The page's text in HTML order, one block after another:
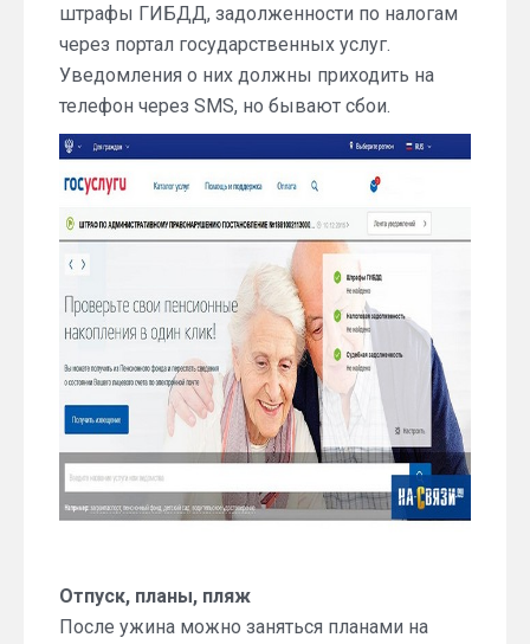
штрафы ГИБДД, задолженности по налогам
через портал государственных услуг.
Уведомления о них должны приходить на
телефон через SMS, но бывают сбои.
Отпуск, планы, пляж
После ужина можно заняться планами на